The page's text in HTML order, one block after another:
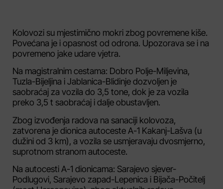
Kolovozi su mjestimično mokri zbog povremene kiše.
Povećana je i opasnost od odrona. Upozorava se i na
povremeno jake udare vjetra.
Na magistralnim cestama: Dobro Polje-Miljevina,
Tuzla-Bijeljina i Jablanica-Blidinje dozvoljen je
saobraćaj za vozila do 3,5 tone, dok je za vozila
preko 3,5 t saobraćaj i dalje obustavljen.
Zbog izvođenja radova na sanaciji kolovoza,
zatvorena je dionica autoceste A-1 Kakanj-Lašva (u
dužini od 3 km), a vozila se usmjeravaju dvosmjerno,
suprotnom stranom autoceste.
Na autocesti A-1 dionicama: Sarajevo sjever-
Podlugovi, Sarajevo zapad-Lepenica i Bijača-Počitelj